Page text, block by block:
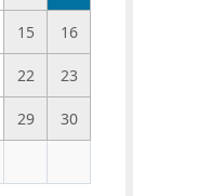
15 16
22 23
29 30